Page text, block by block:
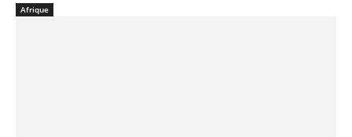
Afrique